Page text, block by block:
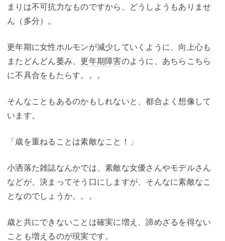
まりは不可抗力なものですから、どうしようもありませ
ん（多分）。
更年期に女性ホルモンが減少していくように、向上心も
またどんどん萎み、更年期障害のように、あちらこちら
に不具合をもたらす。。。
そんなこともあるのかもしれないと、都合よく想像して
います。
「歳を重ねることは素敵なこと！」
小洒落た雑誌なんかでは、素敵な女優さんやモデルさん
などが、決まってそう口にしますが、そんなに素敵なこ
となのでしょうか。。。
歳と共にできないことは確実に増え、諦めざるを得ない
ことも増えるのが現実です。